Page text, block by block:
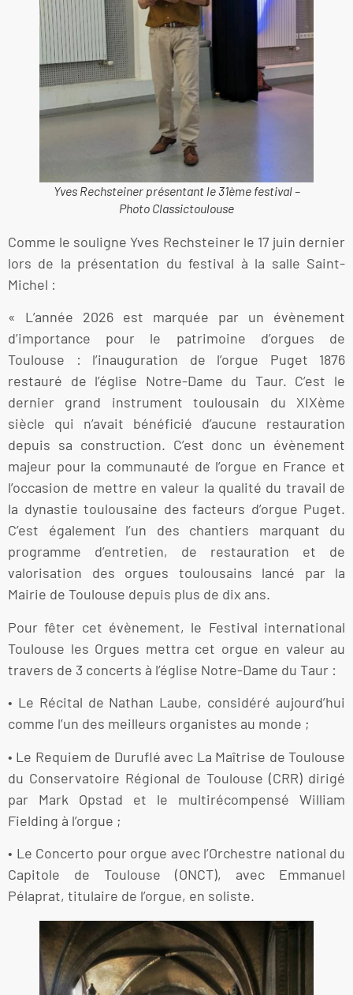
Yves Rechsteiner présentant le 31ème festival –
Photo Classictoulouse
Comme le souligne Yves Rechsteiner le 17 juin dernier
lors de la présentation du festival à la salle Saint-
Michel :
« L’année 2026 est marquée par un évènement
d’importance pour le patrimoine d’orgues de
Toulouse : l’inauguration de l’orgue Puget 1876
restauré de l’église Notre-Dame du Taur. C’est le
dernier grand instrument toulousain du XIXème
siècle qui n’avait bénéficié d’aucune restauration
depuis sa construction. C’est donc un évènement
majeur pour la communauté de l’orgue en France et
l’occasion de mettre en valeur la qualité du travail de
la dynastie toulousaine des facteurs d’orgue Puget.
C’est également l’un des chantiers marquant du
programme d’entretien, de restauration et de
valorisation des orgues toulousains lancé par la
Mairie de Toulouse depuis plus de dix ans.
Pour fêter cet évènement, le Festival international
Toulouse les Orgues mettra cet orgue en valeur au
travers de 3 concerts à l’église Notre-Dame du Taur :
• Le Récital de Nathan Laube, considéré aujourd’hui
comme l’un des meilleurs organistes au monde ;
• Le Requiem de Duruflé avec La Maîtrise de Toulouse
du Conservatoire Régional de Toulouse (CRR) dirigé
par Mark Opstad et le multirécompensé William
Fielding à l’orgue ;
• Le Concerto pour orgue avec l’Orchestre national du
Capitole de Toulouse (ONCT), avec Emmanuel
Pélaprat, titulaire de l’orgue, en soliste.